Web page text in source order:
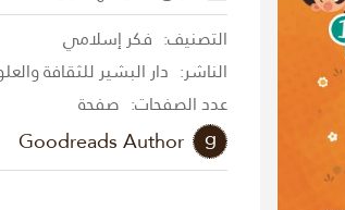
التصنيف: فكر إسلامي
الناشر: دار البشير للثقافة
عدد الصفحات: صفحة
Goodreads Author